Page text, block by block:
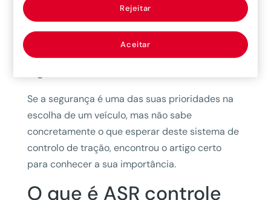
com o avanço da tecnologia, este foi um sistema
com tendência para se vulgarizar, sendo que
muitos veículos de preço médio já contam com
este sistema de tração, tornando-se muito mais
Se a segurança é uma das suas prioridades na
escolha de um veículo, mas não sabe
concretamente o que esperar deste sistema de
controlo de tração, encontrou o artigo certo
para conhecer a sua importância.
O que é ASR controle
Rejeitar
Aceitar